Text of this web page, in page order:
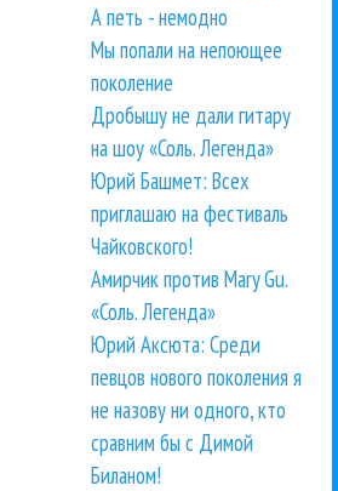
А петь - немодно
Мы попали на непоющее
поколение
Дробышу не дали гитару
на шоу «Соль. Легенда»
Юрий Башмет: Всех
приглашаю на фестиваль
Чайковского!
Амирчик против Mary Gu.
«Соль. Легенда»
Юрий Аксюта: Среди
певцов нового поколения я
не назову ни одного, кто
сравним бы с Димой
Биланом!